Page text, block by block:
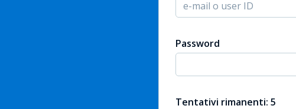
Password
Tentativi rimanenti: 5